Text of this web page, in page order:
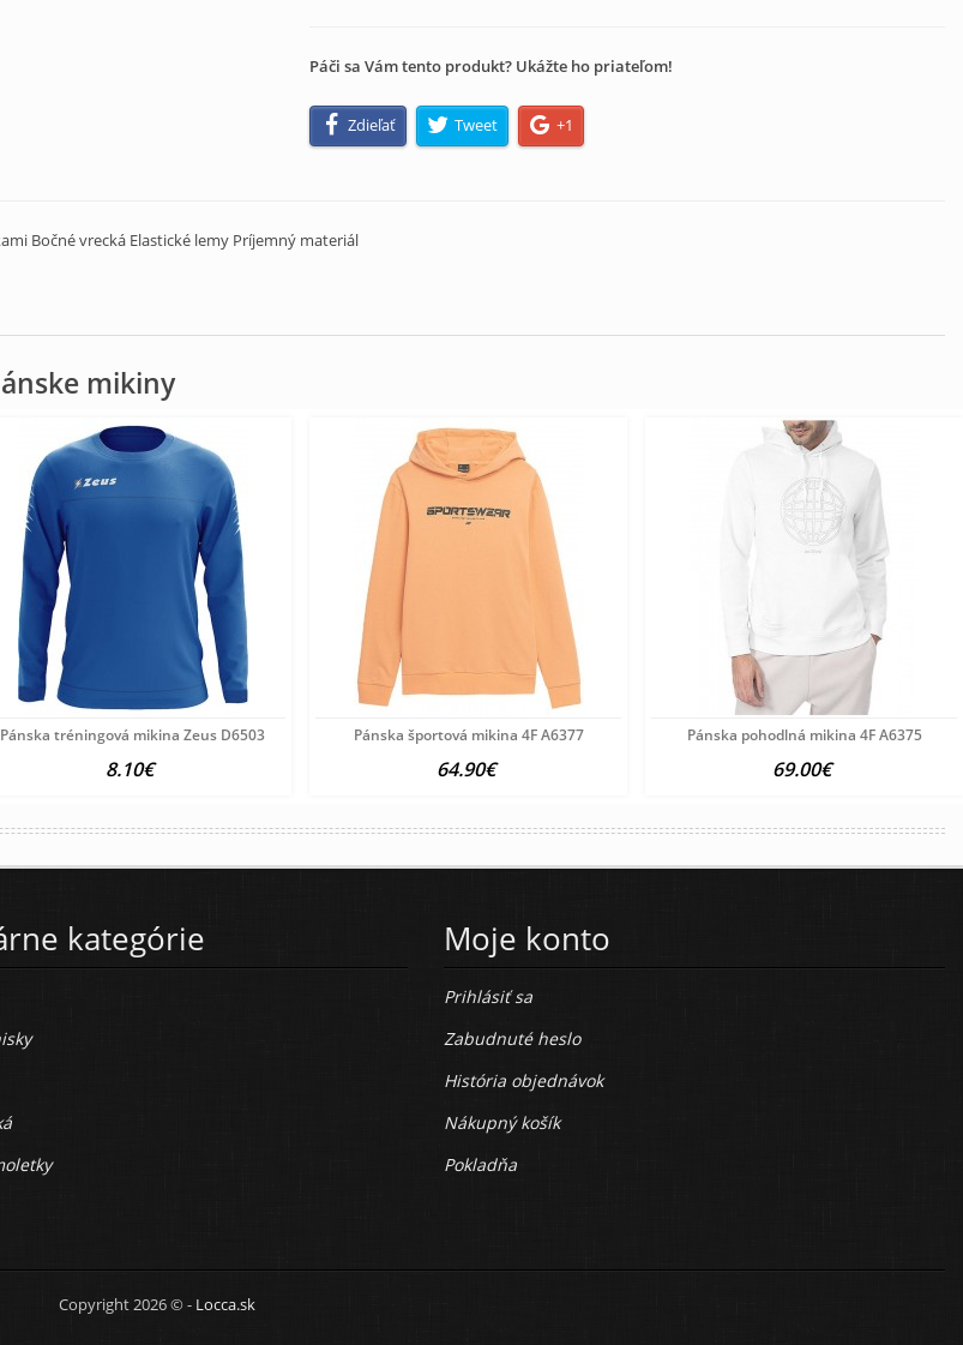
Páči sa Vám tento produkt? Ukážte ho priateľom!
Zdieľať Tweet +1
Bočné vrecká Elastické lemy Príjemný materiál
mikiny
Pánska tréningová mikina Zeus D6503
8.10€
Pánska športová mikina 4F A6377
64.90€
Pánska pohodlná mikina 4F A6375
69.00€
kategórie Moje konto
Prihlásiť sa
Zabudnuté heslo
História objednávok
Nákupný košík
Pokladňa
Copyright 2026 © - Locca.sk